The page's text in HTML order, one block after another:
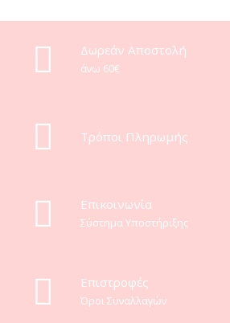
Δωρεάν Αποστολή
άνω 60€
Τρόποι Πληρωμής
Eπικοινωνία
Σύστημα Υποστήριξης
Επιστροφές
Όροι Συναλλαγών